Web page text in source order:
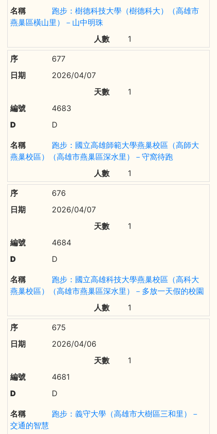
跑步：樹德科技大學（樹德科大）（高雄市
燕巢區橫山里）－山中明珠
1
677
2026/04/07
1
4683
D
跑步：國立高雄師範大學燕巢校區（高師大
燕巢校區）（高雄市燕巢區深水里）－守窩待跑
1
676
2026/04/07
1
4684
D
跑步：國立高雄科技大學燕巢校區（高科大
燕巢校區）（高雄市燕巢區深水里）－多放一天假的校園
1
675
2026/04/06
1
4681
D
跑步：義守大學（高雄市大樹區三和里）－
交通的智慧